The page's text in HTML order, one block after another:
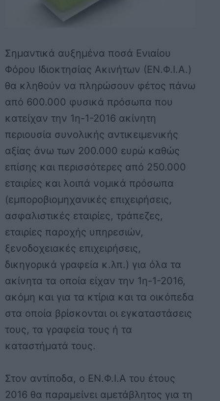
Σημαντικά αυξημένα ποσά Ενιαίου
Φόρου Ιδιοκτησίας Ακινήτων (ΕΝ.Φ.Ι.Α.)
θα κληθούν να πληρώσουν φέτος πάνω
από 600.000 φυσικά πρόσωπα που
κατείχαν την 1η-1-2016 ακίνητη
περιουσία συνολικής αντικειμενικής
αξίας άνω των 200.000 ευρώ καθώς
επίσης και περισσότερες από 250.000
εταιρίες και λοιπά νομικά πρόσωπα
(εμποροβιομηχανικές επιχειρήσεις,
ασφαλιστικές εταιρίες, τράπεζες,
εταιρίες παροχής υπηρεσιών,
ξενοδοχειακές επιχειρήσεις,
δικηγορικά γραφεία κ.λπ.) για όλα τα
ακίνητα τα οποία είχαν την 1η-1-2016,
ακόμη και για τα κτίρια και τα οικόπεδα
στα οποία βρίσκονται οι εγκαταστάσεις
τους, τα γραφεία τους ή τα
καταστήματά τους.
Στον αντίποδα, ο ΕΝ.Φ.Ι.Α του έτους
2016 θα παραμείνει αμετάβλητος για τη